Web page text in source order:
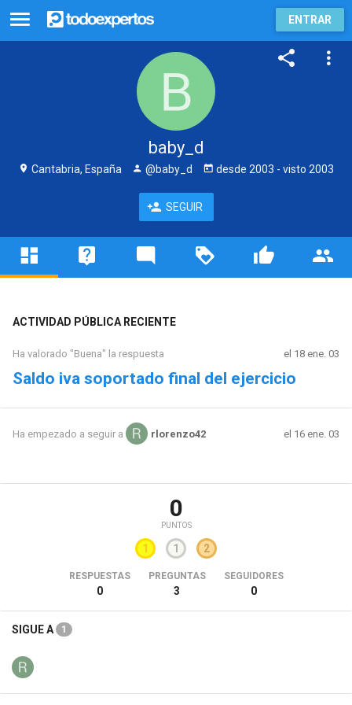
ENTRAR
baby_d
Cantabria, España @baby_d desde 2003 - visto 2003
SEGUIR
ACTIVIDAD PÚBLICA RECIENTE
Ha valorado "Buena" la respuesta el 18 ene. 03
Saldo iva soportado final del ejercicio
Ha empezado a seguir a rlorenzo42 el 16 ene. 03
0
PUNTOS
1 1 2
RESPUESTAS
0
PREGUNTAS
3
SEGUIDORES
0
SIGUE A 1